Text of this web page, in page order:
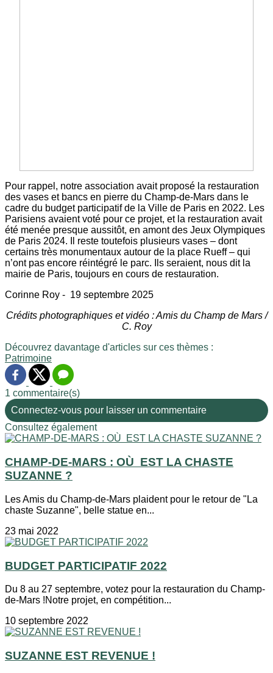
Pour rappel, notre association avait proposé la restauration
des vases et bancs en pierre du Champ-de-Mars dans le
cadre du budget participatif de la Ville de Paris en 2022. Les
Parisiens avaient voté pour ce projet, et la restauration avait
été menée presque aussitôt, en amont des Jeux Olympiques
de Paris 2024. Il reste toutefois plusieurs vases – dont
certains très monumentaux autour de la place Rueff – qui
n’ont pas encore réintégré le parc. Ils seraient, nous dit la
mairie de Paris, toujours en cours de restauration.
Corinne Roy - 19 septembre 2025
Crédits photographiques et vidéo : Amis du Champ de Mars /
C. Roy
Découvrez davantage d'articles sur ces thèmes :
Patrimoine
1 commentaire(s)
Connectez-vous pour laisser un commentaire
Consultez également
CHAMP-DE-MARS : OÙ EST LA CHASTE
SUZANNE ?
Les Amis du Champ-de-Mars plaident pour le retour de "La
chaste Suzanne", belle statue en...
23 mai 2022
BUDGET PARTICIPATIF 2022
Du 8 au 27 septembre, votez pour la restauration du Champ-
de-Mars !Notre projet, en compétition...
10 septembre 2022
SUZANNE EST REVENUE !